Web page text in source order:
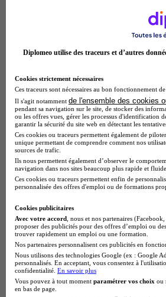
Marketing ou communication, quel
Diplomeo utilise des traceurs et d’autres
Cookies strictement nécessaires
Ces traceurs sont nécessaires au bon fonctionnement
Il s'agit notamment de l'ensemble des cookies
pendant sa navigation sur le site, de stocker des
ou les offres vues, gérer les processus d'identification
garantir la sécurité du site web en détectant les
Ces cookies ou traceurs permettent également de
unique permettant de comprendre comment nos
sources de trafic.
Ils nous permettent également d’observer le
navigation dans nos sites beaucoup plus rapide et fluide.
Ces cookies ou traceurs permettent enfin de
personnalisée des offres d'emploi ou de formations
Cookies publicitaires
Avec votre accord , nous et nos partenaires
proposer des publicités pour des offres d’emploi ou
trouver rapidement un emploi ou une formation.
Nos partenaires personnalisent ces publicités en
Nous utilisons des technologies Google (ex : Google
personnalisés. En acceptant, vous consentez à
confidentialité. En savoir plus
Vous pouvez à tout moment paramétrer vos choix ou
en bas de page.